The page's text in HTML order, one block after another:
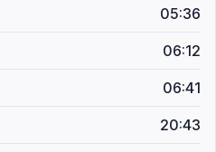
05:36
06:12
06:41
20:43